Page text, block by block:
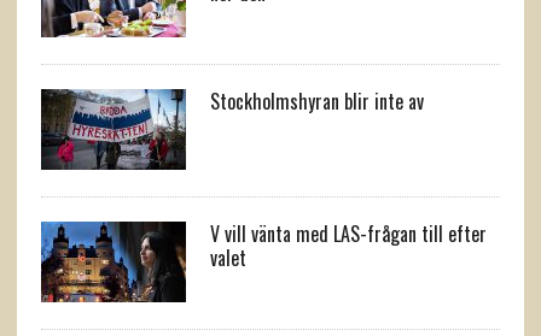
Stockholmshyran blir inte av
V vill vänta med LAS-frågan till efter
valet